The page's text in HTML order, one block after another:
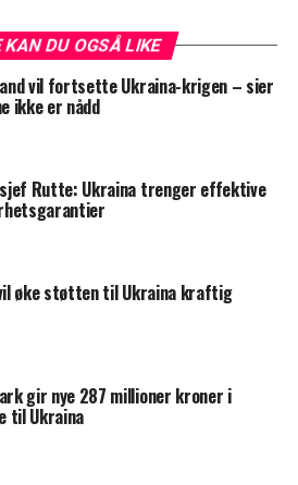
KAN DU OGSÅ LIKE
vil fortsette Ukraina-krigen – sier
ikke er nådd
Rutte: Ukraina trenger effektive
øke støtten til Ukraina kraftig
gir nye 287 millioner kroner i
til Ukraina